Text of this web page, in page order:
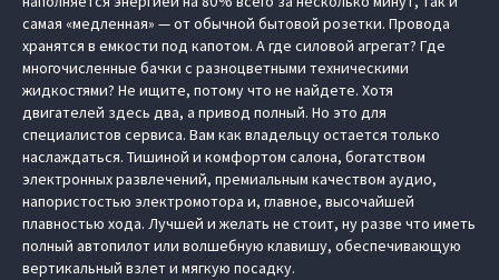
самая «медленная» — от обычной бытовой розетки. Провода
хранятся в емкости под капотом. А где силовой агрегат? Где
многочисленные бачки с разноцветными техническими
жидкостями? Не ищите, потому что не найдете. Хотя
двигателей здесь два, а привод полный. Но это для
специалистов сервиса. Вам как владельцу остается только
наслаждаться. Тишиной и комфортом салона, богатством
электронных развлечений, премиальным качеством аудио,
напористостью электромотора и, главное, высочайшей
плавностью хода. Лучшей и желать не стоит, ну разве что иметь
полный автопилот или волшебную клавишу, обеспечивающую
вертикальный взлет и мягкую посадку.